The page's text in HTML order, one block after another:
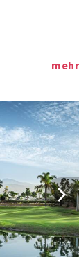
mehr